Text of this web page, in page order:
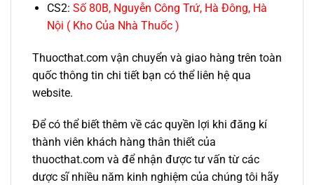
CS2: Số 80B, Nguyễn Công Trứ, Hà Đông, Hà
Nội ( Kho Của Nhà Thuốc )
Thuocthat.com vận chuyển và giao hàng trên toàn
quốc thông tin chi tiết bạn có thể liên hệ qua
website.
Để có thể biết thêm về các quyền lợi khi đăng kí
thành viên khách hàng thân thiết của
thuocthat.com và để nhận được tư vấn từ các
dược sĩ nhiều năm kinh nghiệm của chúng tôi hãy